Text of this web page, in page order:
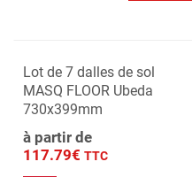
Lot de 7 dalles de sol
MASQ FLOOR Ubeda
730x399mm
à partir de
117.79€ TTC